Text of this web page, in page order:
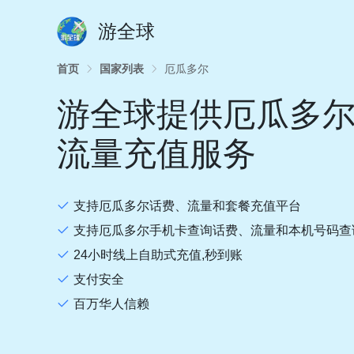
游全球
首页 国家列表 厄瓜多尔
游全球提供厄瓜多
流量充值服务
支持厄瓜多尔话费、流量和套餐充值平台
支持厄瓜多尔手机卡查询话费、流量和本机号码查
24小时线上自助式充值,秒到账
支付安全
百万华人信赖